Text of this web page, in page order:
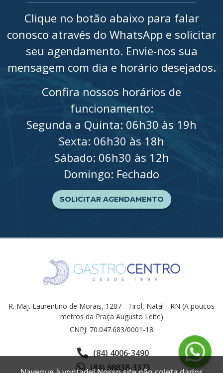
Clique no botão abaixo para falar
conosco através do WhatsApp e solicitar
seu agendamento. Envie-nos sua
mensagem com dia e horário desejados.
Confira nossos horários de
funcionamento:
Segunda a Quinta: 06h30 às 19h
Sexta: 06h30 às 18h
Sábado: 06h30 às 12h
Domingo: Fechado
SOLICITAR AGENDAMENTO
R. Maj. Laurentino de Morais, 1207 - Tirol, Natal - RN (A poucos
metros da Praça Augusto Leite)
CNPJ: 70.047.683/0001-18
(84) 4006-3490
(84) 98838-3373